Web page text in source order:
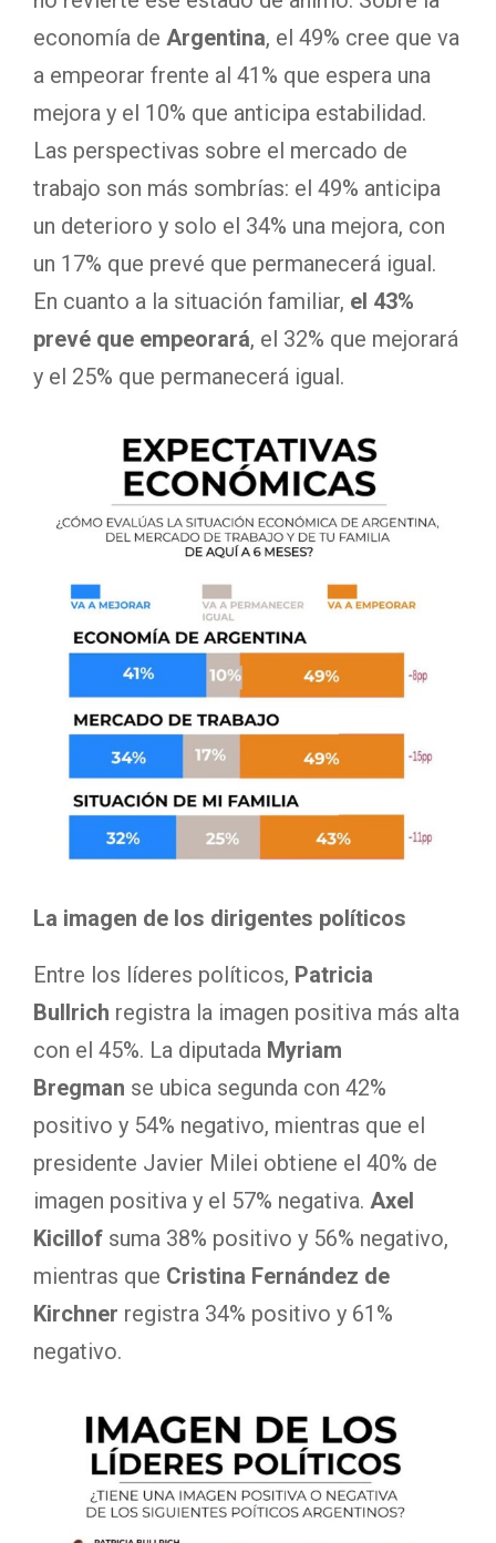
economía de Argentina, el 49% cree que va
a empeorar frente al 41% que espera una
mejora y el 10% que anticipa estabilidad.
Las perspectivas sobre el mercado de
trabajo son más sombrías: el 49% anticipa
un deterioro y solo el 34% una mejora, con
un 17% que prevé que permanecerá igual.
En cuanto a la situación familiar, el 43%
prevé que empeorará, el 32% que mejorará
y el 25% que permanecerá igual.
La imagen de los dirigentes políticos
Entre los líderes políticos, Patricia
Bullrich registra la imagen positiva más alta
con el 45%. La diputada Myriam
Bregman se ubica segunda con 42%
positivo y 54% negativo, mientras que el
presidente Javier Milei obtiene el 40% de
imagen positiva y el 57% negativa. Axel
Kicillof suma 38% positivo y 56% negativo,
mientras que Cristina Fernández de
Kirchner registra 34% positivo y 61%
negativo.